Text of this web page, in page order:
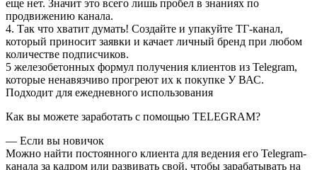
еще нет. Значит это всего лишь пробел в знаниях по
продвижению канала.
4. Так что хватит думать! Создайте и упакуйте ТГ-канал,
который приносит заявки и качает личный бренд при любом
количестве подписчиков.
5 железобетонных формул получения клиентов из Telegram,
которые ненавязчиво прогреют их к покупке У ВАС.
Подходит для ежедневного использования
Как вы можете заработать с помощью TELEGRAM?
— Если вы новичок
Можно найти постоянного клиента для ведения его Telegram-
канала за кадром или развивать свой, чтобы зарабатывать на